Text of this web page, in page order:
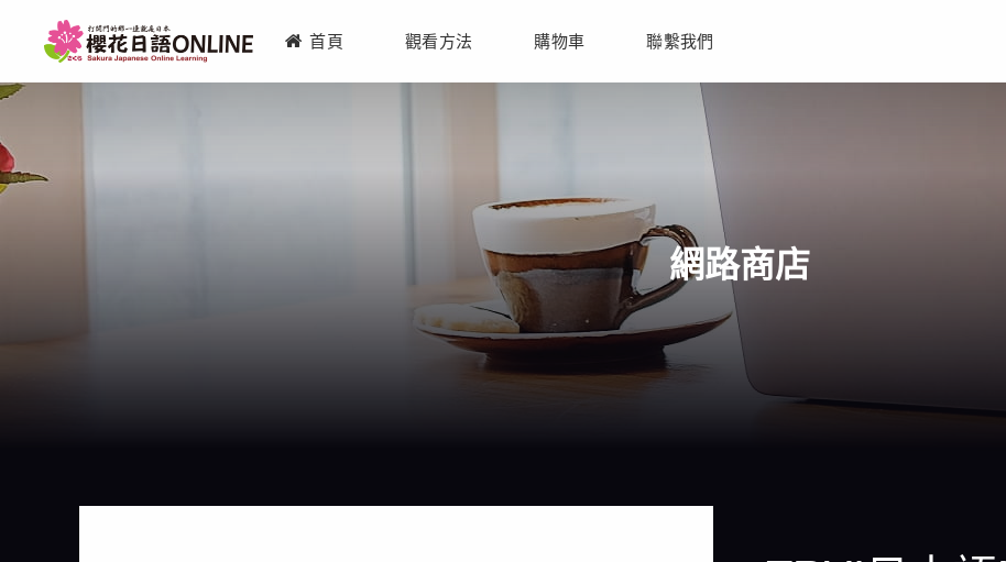
首頁 觀看方法 購物車 聯繫我們
網路商店